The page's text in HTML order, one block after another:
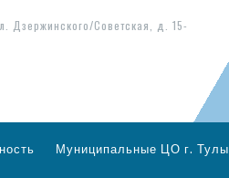
Дзержинского/Советская, д. 15-
Муниципальные ЦО г. Тулы